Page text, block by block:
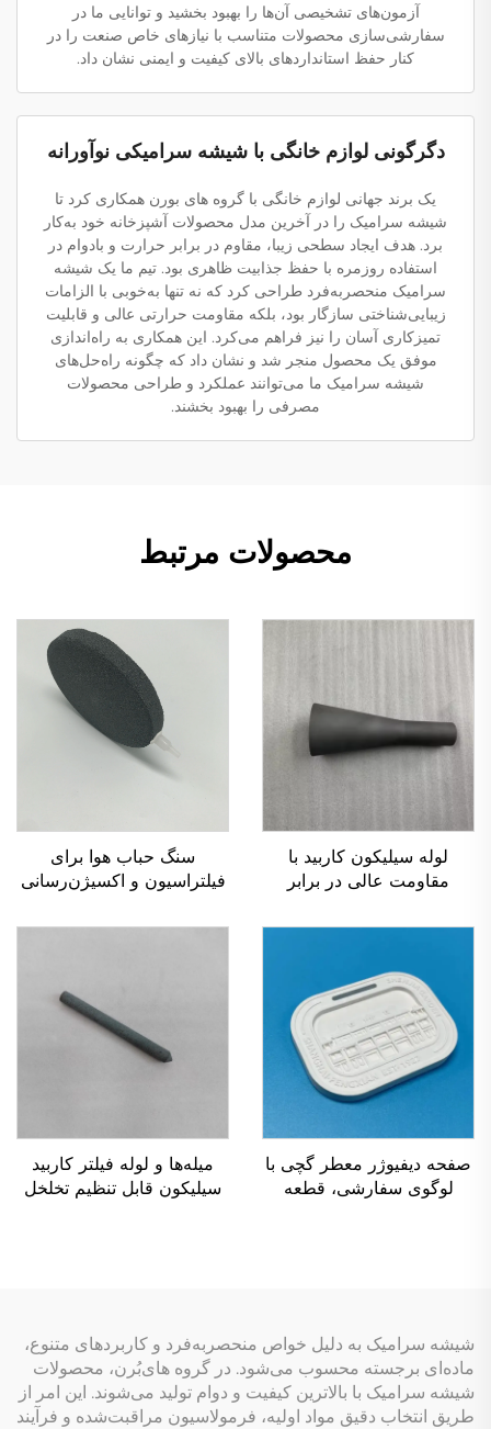
آزمون‌های تشخیصی آن‌ها را بهبود بخشید و توانایی ما در
سفارشی‌سازی محصولات متناسب با نیازهای خاص صنعت را در
کنار حفظ استانداردهای بالای کیفیت و ایمنی نشان داد.
دگرگونی لوازم خانگی با شیشه سرامیکی نوآورانه
یک برند جهانی لوازم خانگی با گروه های بورن همکاری کرد تا
شیشه سرامیک را در آخرین مدل محصولات آشپزخانه خود به‌کار
برد. هدف ایجاد سطحی زیبا، مقاوم در برابر حرارت و بادوام در
استفاده روزمره با حفظ جذابیت ظاهری بود. تیم ما یک شیشه
سرامیک منحصربه‌فرد طراحی کرد که نه تنها به‌خوبی با الزامات
زیبایی‌شناختی سازگار بود، بلکه مقاومت حرارتی عالی و قابلیت
تمیزکاری آسان را نیز فراهم می‌کرد. این همکاری به راه‌اندازی
موفق یک محصول منجر شد و نشان داد که چگونه راه‌حل‌های
شیشه سرامیک ما می‌توانند عملکرد و طراحی محصولات
مصرفی را بهبود بخشند.
محصولات مرتبط
لوله سیلیکون کاربید با
مقاومت عالی در برابر
دستگاه پاشش شن
سنگ حباب هوا برای
فیلتراسیون و اکسیژن‌رسانی
صفحه دیفیوژر معطر گچی با
لوگوی سفارشی، قطعه
میله‌ها و لوله فیلتر کاربید
سیلیکون قابل تنظیم تخلخل
شیشه سرامیک به دلیل خواص منحصربه‌فرد و کاربردهای متنوع،
ماده‌ای برجسته محسوب می‌شود. در گروه های‌بُرن، محصولات
شیشه سرامیک با بالاترین کیفیت و دوام تولید می‌شوند. این امر از
طریق انتخاب دقیق مواد اولیه، فرمولاسیون مراقبت‌شده و فرآیند